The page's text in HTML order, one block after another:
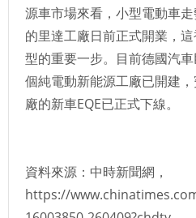
源車市場來看，小型電動車
的里達工廠日前正式開業，
型的重要一步。目前德國汽
個純電動新能源工廠已開建
廠的新車EQE已正式下線。
資料來源：中時新聞網，
https://